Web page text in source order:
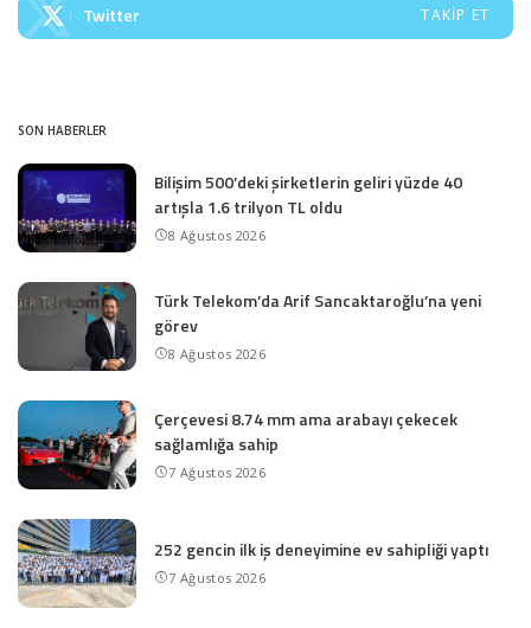
Twitter TAKIP ET
SON HABERLER
Bilişim 500’deki şirketlerin geliri yüzde 40
artışla 1.6 trilyon TL oldu
8 Ağustos 2026
Türk Telekom’da Arif Sancaktaroğlu’na yeni
görev
8 Ağustos 2026
Çerçevesi 8.74 mm ama arabayı çekecek
sağlamlığa sahip
7 Ağustos 2026
252 gencin ilk iş deneyimine ev sahipliği yaptı
7 Ağustos 2026